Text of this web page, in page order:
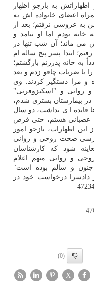
به بازجو اظهار
اعضای خانواده اش به
عروسی نرفتم؛ بعد از
بودم اما او نیامد و
ماند؛ آن شب تنها در
رفتم؛ ابتدا پسر پنج ساله ام
به خانه پدرزنم بازگشتم؛
با ضربات چاقو زدم و بعد
و مرا دستگیر كردند. وی
و "اسكیزوفرنی"
بیمارستان بستری شدم،
فایده ا ی نداشت، دو سال
عصبانی هستم، حتی قرص
اظهارات، بازجو امور
بررسی صحت روحی و روانی
شود كه كارشناسان
و روانی متهم اعلام
جنون و سالم بوده است"
دادسرا درخواست خود در
(0)
X